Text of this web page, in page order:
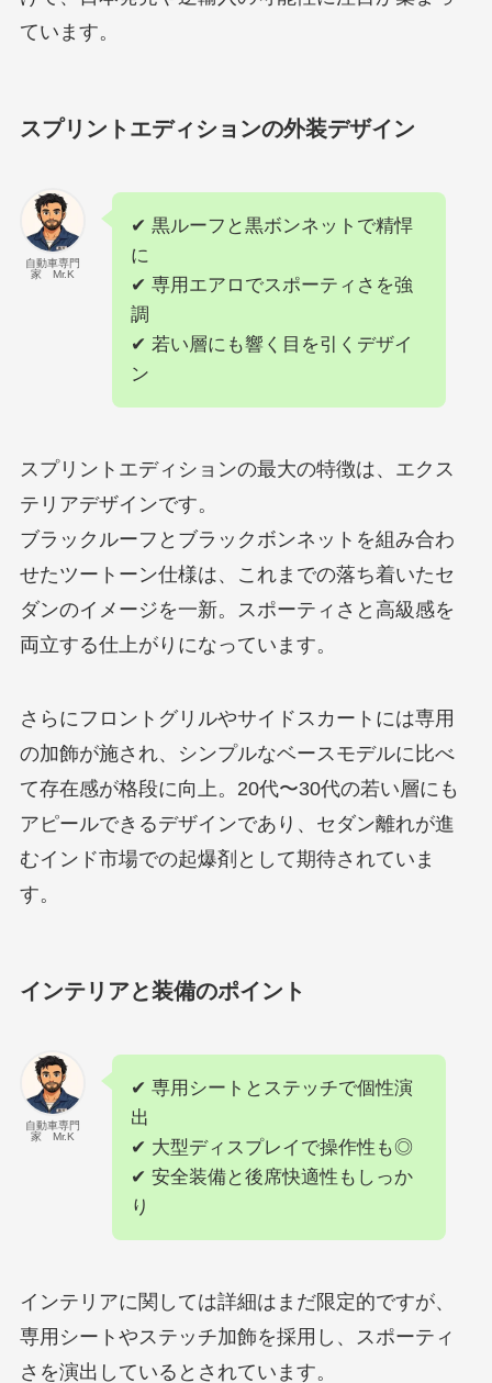
ています。
スプリントエディションの外装デザイン
自動車専門
家 Mr.K
✔ 黒ルーフと黒ボンネットで精悍
に
✔ 専用エアロでスポーティさを強
調
✔ 若い層にも響く目を引くデザイ
ン
スプリントエディションの最大の特徴は、エクス
テリアデザインです。
ブラックルーフとブラックボンネットを組み合わ
せたツートーン仕様は、これまでの落ち着いたセ
ダンのイメージを一新。スポーティさと高級感を
両立する仕上がりになっています。
さらにフロントグリルやサイドスカートには専用
の加飾が施され、シンプルなベースモデルに比べ
て存在感が格段に向上。20代〜30代の若い層にも
アピールできるデザインであり、セダン離れが進
むインド市場での起爆剤として期待されていま
す。
インテリアと装備のポイント
自動車専門
家 Mr.K
✔ 専用シートとステッチで個性演
出
✔ 大型ディスプレイで操作性も◎
✔ 安全装備と後席快適性もしっか
り
インテリアに関しては詳細はまだ限定的ですが、
専用シートやステッチ加飾を採用し、スポーティ
さを演出しているとされています。